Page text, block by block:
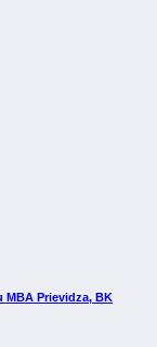
MBA Prievidza, BK